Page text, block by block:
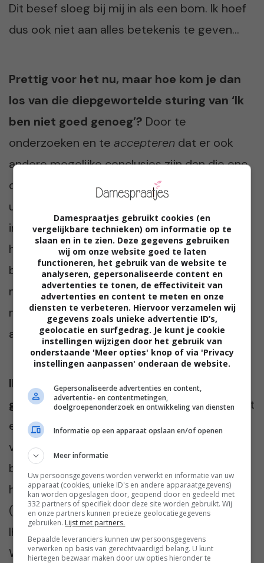
Dit besef sloeg bij mij in als een bom. Ik hoef
dus ook niet aan alles betekenis te geven…
Prettig voor het nu, maar hoe kom je dan
los van die diepgewortelde sturing van ‘Ik
ben niet goed genoeg’? Door te
onderzoeken en te accepteren dat er ook
andere mogelijke conclusies zijn dan die ene
die je altijd en stelselmatig hebt getrokken
uit je ervaringen. Daarmee is jouw
interpretatie niet fout (geweest), maar puur
het besef dat er andere interpretaties
bestaan voor dezelfde gebeurtenissen,
maakt dat je brein ‘Ik ben niet goed genoeg’
niet meer als DE waarheid beschouwt, maar
als EEN mogelijkheid.
Ik had als kind dus niets fouts of irreëels
gedaan.Ik kon gewoon nog niet beseffen dat
er ook andere interpretaties mogelijk waren
voor wat er gebeurde. Ook hoefde ik me niet
bezig te houden met een schuldvraag “Wie
heeft mij dat aangedaan”
(ouders/beroepsopvoeders/vriendjes), want
IK gaf betekenis aan de dingen om me heen.
Wat een bevrijding.
Damespraatjes gebruikt cookies (en
vergelijkbare technieken) om informatie op te
slaan en in te zien. Deze gegevens gebruiken
wij om onze website goed te laten
functioneren, het gebruik van de website te
analyseren, gepersonaliseerde content en
advertenties te tonen, de effectiviteit van
advertenties en content te meten en onze
diensten te verbeteren. Hiervoor verzamelen wij
gegevens zoals unieke advertentie ID’s,
geolocatie en surfgedrag. Je kunt je cookie
instellingen wijzigen door het gebruik van
onderstaande 'Meer opties' knop of via 'Privacy
instellingen aanpassen' onderaan de website.
Gepersonaliseerde advertenties en content,
advertentie- en contentmetingen,
doelgroepenonderzoek en ontwikkeling van diensten
Informatie op een apparaat opslaan en/of openen
Meer informatie
Uw persoonsgegevens worden verwerkt en informatie van uw
apparaat (cookies, unieke ID's en andere apparaatgegevens)
kan worden opgeslagen door, geopend door en gedeeld met
332 partners of specifiek door deze site worden gebruikt. Wij
en onze partners kunnen precieze geolocatiegegevens
gebruiken. Lijst met partners.
Bepaalde leveranciers kunnen uw persoonsgegevens
verwerken op basis van gerechtvaardigd belang. U kunt
hiertegen bezwaar maken door uw opties hieronder te